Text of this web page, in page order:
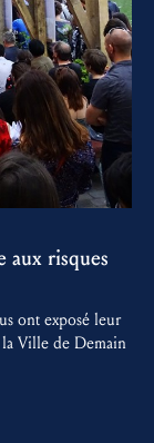
aux risques
ont exposé leur
Ville de Demain